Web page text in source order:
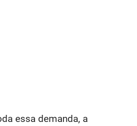
essa demanda, a